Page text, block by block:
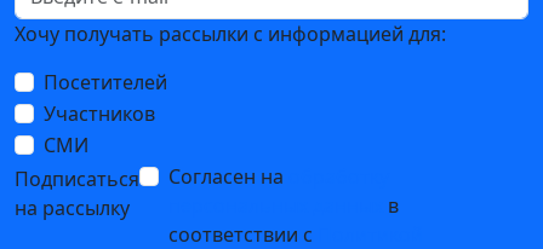
Хочу получать рассылки с информацией для:
Посетителей
Участников
СМИ
Подписаться
на рассылку
Согласен на
в
соответствии с